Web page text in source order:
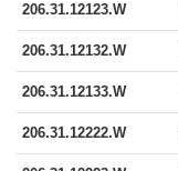
206.31.12123.W
206.31.12132.W
206.31.12133.W
206.31.12222.W